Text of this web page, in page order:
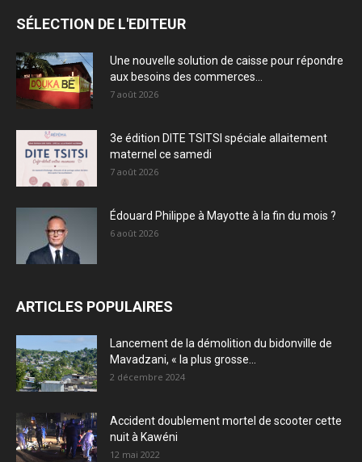
SÉLECTION DE L'EDITEUR
Une nouvelle solution de caisse pour répondre
aux besoins des commerces...
7 août 2026
3e édition DITE TSITSI spéciale allaitement
maternel ce samedi
7 août 2026
Édouard Philippe à Mayotte à la fin du mois ?
6 août 2026
ARTICLES POPULAIRES
Lancement de la démolition du bidonville de
Mavadzani, « la plus grosse...
2 décembre 2024
Accident doublement mortel de scooter cette
nuit à Kawéni
12 mai 2022